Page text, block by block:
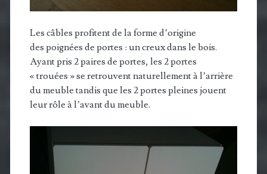
Les câbles profitent de la forme d’origine
des poignées de portes : un creux dans le bois.
Ayant pris 2 paires de portes, les 2 portes
« trouées » se retrouvent naturellement à l’arrière
du meuble tandis que les 2 portes pleines jouent
leur rôle à l’avant du meuble.